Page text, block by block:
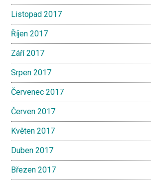
Listopad 2017
Říjen 2017
Září 2017
Srpen 2017
Červenec 2017
Červen 2017
Květen 2017
Duben 2017
Březen 2017